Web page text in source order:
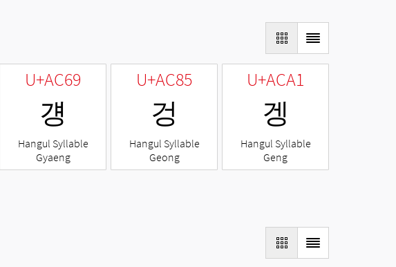
U+AC69
걩
Hangul Syllable
Gyaeng
U+AC85
겅
Hangul Syllable
Geong
U+ACA1
겡
Hangul Syllable
Geng